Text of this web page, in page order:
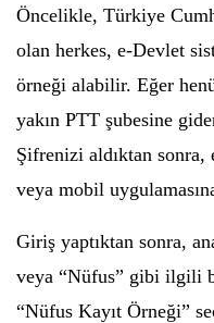
Öncelikle, Türkiye
olan herkes, e-Devlet
örneği alabilir. Eğer
yakın PTT şubesine
Şifrenizi aldıktan
veya mobil
Giriş yaptıktan sonra,
veya “Nüfus” gibi ilgili
“Nüfus Kayıt Örneği”